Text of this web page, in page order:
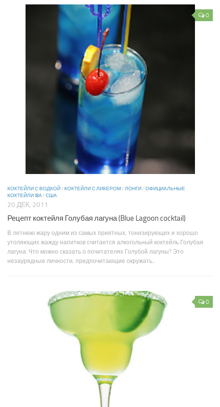
0
КОКТЕЙЛИ С ВОДКОЙ/КОКТЕЙЛИ С ЛИКЕРОМ/ЛОНГИ/ОФИЦИАЛЬНЫЕ
КОКТЕЙЛИ IBA/США
20 ДЕК, 2011
Рецепт коктейля Голубая лагуна (Blue Lagoon cocktail)
В летнюю жару одним из самых приятных, тонизирующих и хорошо
утоляющих жажду напитков считается алкогольный коктейль Голубая
лагуна. Что можно сказать о почитателях Голубой лагуны? Это
незаурядные личности, предпочитающие окружать...
0